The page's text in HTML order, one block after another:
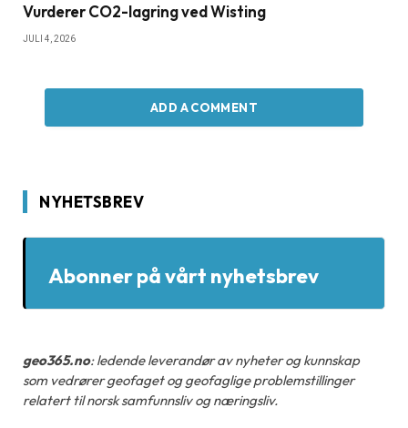
Vurderer CO2-lagring ved Wisting
JULI 4, 2026
ADD A COMMENT
NYHETSBREV
Abonner på vårt nyhetsbrev
geo365.no: ledende leverandør av nyheter og kunnskap
som vedrører geofaget og geofaglige problemstillinger
relatert til norsk samfunnsliv og næringsliv.